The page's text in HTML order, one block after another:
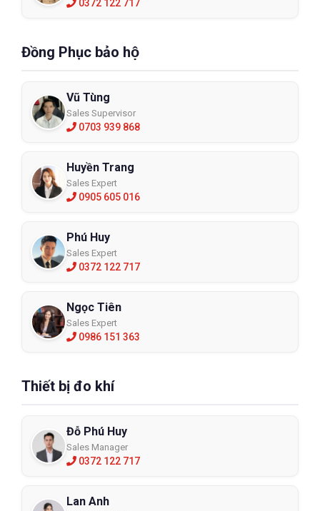
0372 122 717
Đồng Phục bảo hộ
Vũ Tùng
Sales Supervisor
0703 939 868
Huyền Trang
Sales Expert
0905 605 016
Phú Huy
Sales Expert
0372 122 717
Ngọc Tiên
Sales Expert
0986 151 363
Thiết bị đo khí
Đỗ Phú Huy
Sales Manager
0372 122 717
Lan Anh